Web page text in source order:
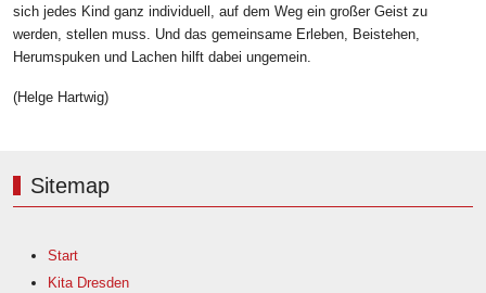
sich jedes Kind ganz individuell, auf dem Weg ein großer Geist zu
werden, stellen muss. Und das gemeinsame Erleben, Beistehen,
Herumspuken und Lachen hilft dabei ungemein.
(Helge Hartwig)
Sitemap
Start
Kita Dresden